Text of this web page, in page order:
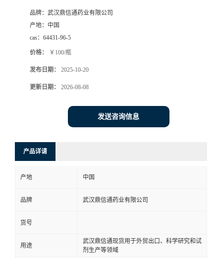
品牌： 武汉鼎信通药业有限公司
产地： 中国
cas： 64431-96-5
价格： ￥100/瓶
发布日期： 2025-10-20
更新日期： 2026-08-08
发送咨询信息
产品详请
产地 中国
品牌 武汉鼎信通药业有限公司
货号
用途
武汉鼎信通现货用于外贸出口、科学研究和试
剂生产等领域